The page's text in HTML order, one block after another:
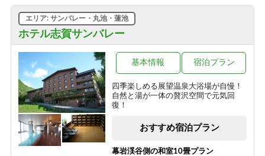
ホテル志賀サンバレー
エリア: サンバレー・丸池・蓮池
四季楽しめる展望温泉大浴場が自慢！
自然と湯が一体の贅沢空間で元気回
復！
基本情報 宿泊プラン
おすすめ宿泊プラン
幕岩渓谷側の和室10畳プラン